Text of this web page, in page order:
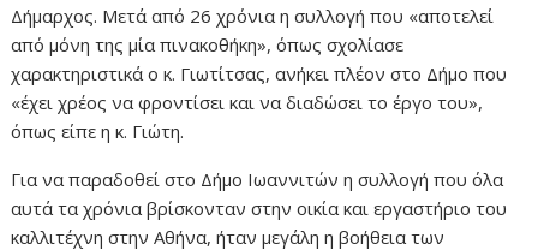
Δήμαρχος. Μετά από 26 χρόνια η συλλογή που «αποτελεί
από μόνη της μία πινακοθήκη», όπως σχολίασε
χαρακτηριστικά ο κ. Γιωτίτσας, ανήκει πλέον στο Δήμο που
«έχει χρέος να φροντίσει και να διαδώσει το έργο του»,
όπως είπε η κ. Γιώτη.
Για να παραδοθεί στο Δήμο Ιωαννιτών η συλλογή που όλα
αυτά τα χρόνια βρίσκονταν στην οικία και εργαστήριο του
καλλιτέχνη στην Αθήνα, ήταν μεγάλη η βοήθεια των